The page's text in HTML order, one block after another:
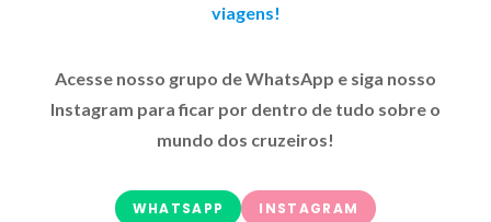
viagens!
Acesse nosso grupo de WhatsApp e siga nosso
Instagram para ficar por dentro de tudo sobre o
mundo dos cruzeiros!
WHATSAPP INSTAGRAM